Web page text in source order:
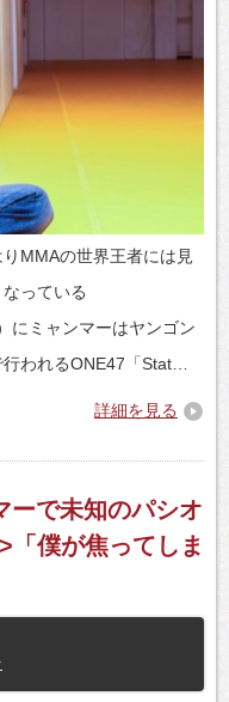
MMAの世界王者には見
っている
にミャンマーはヤンゴン
われるONE47「Stat…
詳細を見る
ーで未知のパシオ
「僕が焦ってしま